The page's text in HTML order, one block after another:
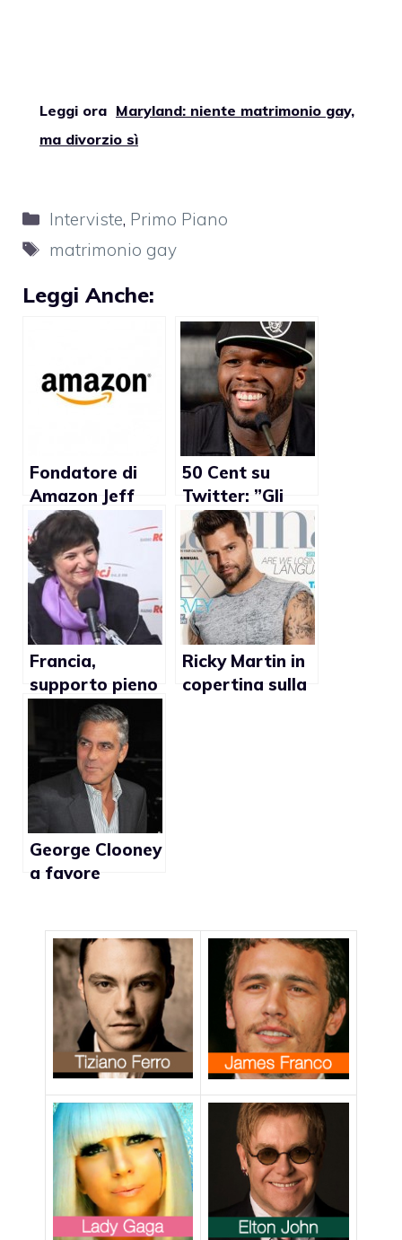
Leggi ora Maryland: niente matrimonio gay,
ma divorzio sì
Categorie
Interviste, Primo Piano
Tag
matrimonio gay
Leggi Anche:
Fondatore di
Amazon Jeff
Bezos dona 2,5
milioni di dollari
per il
matrimonio gay
50 Cent su
Twitter: ”Gli
uomini che non
dormono con le
donne
dovrebbero
solo uccidersi”
Francia,
supporto pieno
del governo per
i diritti delle
coppie gay
Ricky Martin in
copertina sulla
George Clooney
a favore
Proposition 8